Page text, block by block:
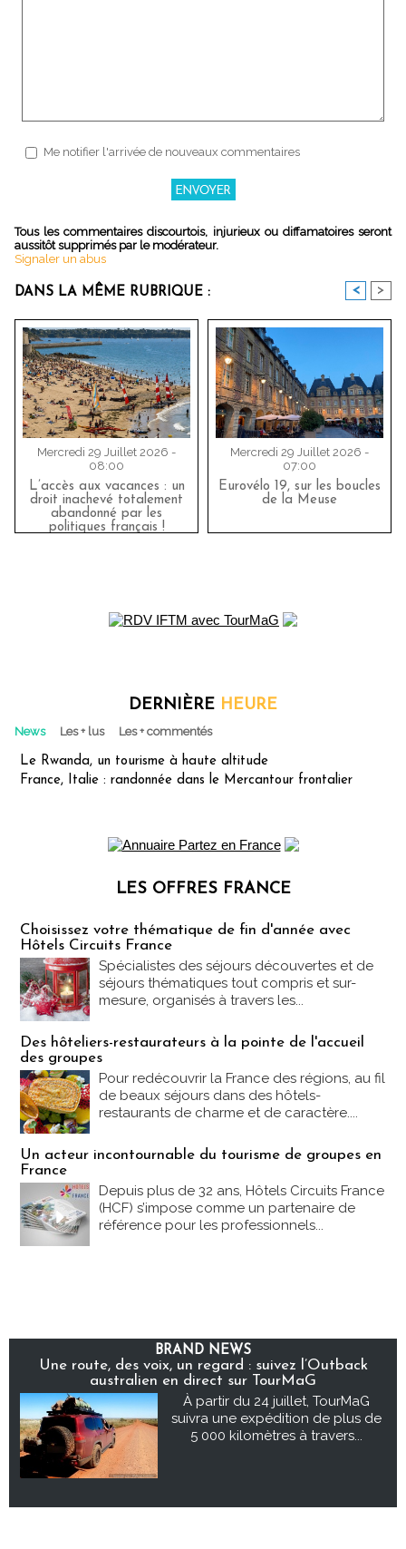
Me notifier l'arrivée de nouveaux commentaires
Tous les commentaires discourtois, injurieux ou diffamatoires seront
aussitôt supprimés par le modérateur.
Signaler un abus
DANS LA MÊME RUBRIQUE : < >
Mercredi 29 Juillet 2026 -
08:00
L’accès aux vacances : un
droit inachevé totalement
abandonné par les
politiques français !
Mercredi 29 Juillet 2026 -
07:00
Eurovélo 19, sur les boucles
de la Meuse
DERNIÈRE HEURE
News Les + lus Les + commentés
Le Rwanda, un tourisme à haute altitude
France, Italie : randonnée dans le Mercantour frontalier
LES OFFRES FRANCE
Choisissez votre thématique de fin d'année avec
Hôtels Circuits France
Spécialistes des séjours découvertes et de
séjours thématiques tout compris et sur-
mesure, organisés à travers les...
Des hôteliers-restaurateurs à la pointe de l'accueil
des groupes
Pour redécouvrir la France des régions, au fil
de beaux séjours dans des hôtels-
restaurants de charme et de caractère....
Un acteur incontournable du tourisme de groupes en
France
Depuis plus de 32 ans, Hôtels Circuits France
(HCF) s’impose comme un partenaire de
référence pour les professionnels...
BRAND NEWS
Une route, des voix, un regard : suivez l’Outback
australien en direct sur TourMaG
À partir du 24 juillet, TourMaG
suivra une expédition de plus de
5 000 kilomètres à travers...